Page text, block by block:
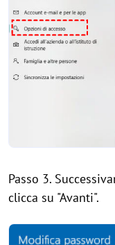
Passo 3.
clicca su "Avanti".